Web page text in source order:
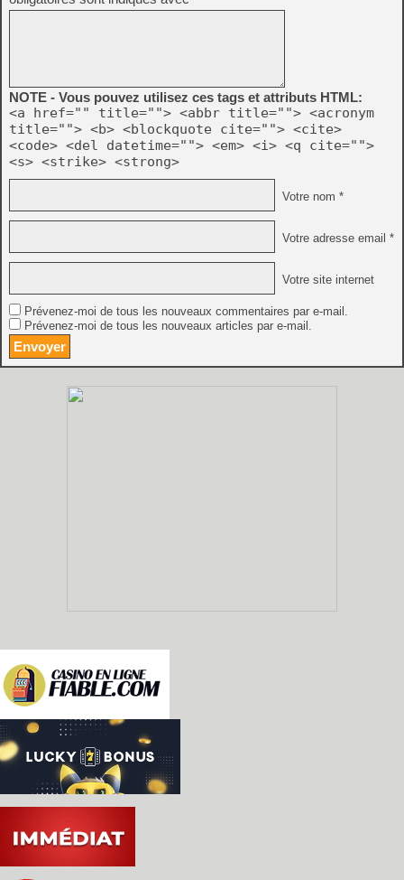
NOTE - Vous pouvez utilisez ces tags et attributs HTML:
<a href="" title=""> <abbr title=""> <acronym
title=""> <b> <blockquote cite=""> <cite>
<code> <del datetime=""> <em> <i> <q cite="">
<s> <strike> <strong>
Votre nom *
Votre adresse email *
Votre site internet
Prévenez-moi de tous les nouveaux commentaires par e-mail.
Prévenez-moi de tous les nouveaux articles par e-mail.